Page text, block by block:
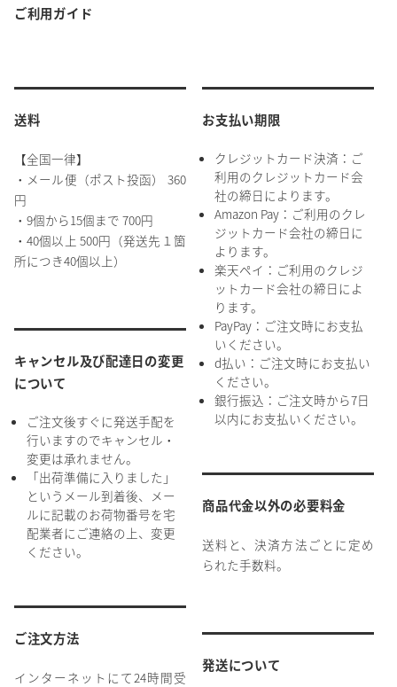
ご利用ガイド
送料
【全国一律】
・メール便（ポスト投函） 360
円
・9個から15個まで 700円
・40個以上 500円（発送先１箇
所につき40個以上）
キャンセル及び配達日の変更
について
ご注文後すぐに発送手配を
行いますのでキャンセル・
変更は承れません。
「出荷準備に入りました」
というメール到着後、メー
ルに記載のお荷物番号を宅
配業者にご連絡の上、変更
ください。
ご注文方法
インターネットにて24時間受
お支払い期限
クレジットカード決済：ご
利用のクレジットカード会
社の締日によります。
Amazon Pay：ご利用のクレ
ジットカード会社の締日に
よります。
楽天ペイ：ご利用のクレジ
ットカード会社の締日によ
ります。
PayPay：ご注文時にお支払
いください。
d払い：ご注文時にお支払い
ください。
銀行振込：ご注文時から7日
以内にお支払いください。
商品代金以外の必要料金
送料と、決済方法ごとに定め
られた手数料。
発送について